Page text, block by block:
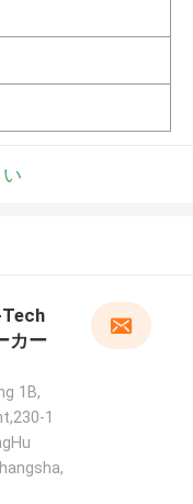
Tech
カー
1B,
1